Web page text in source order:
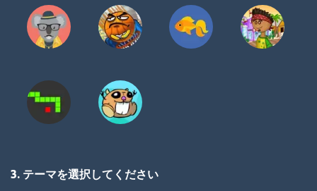
3. テーマを選択してください